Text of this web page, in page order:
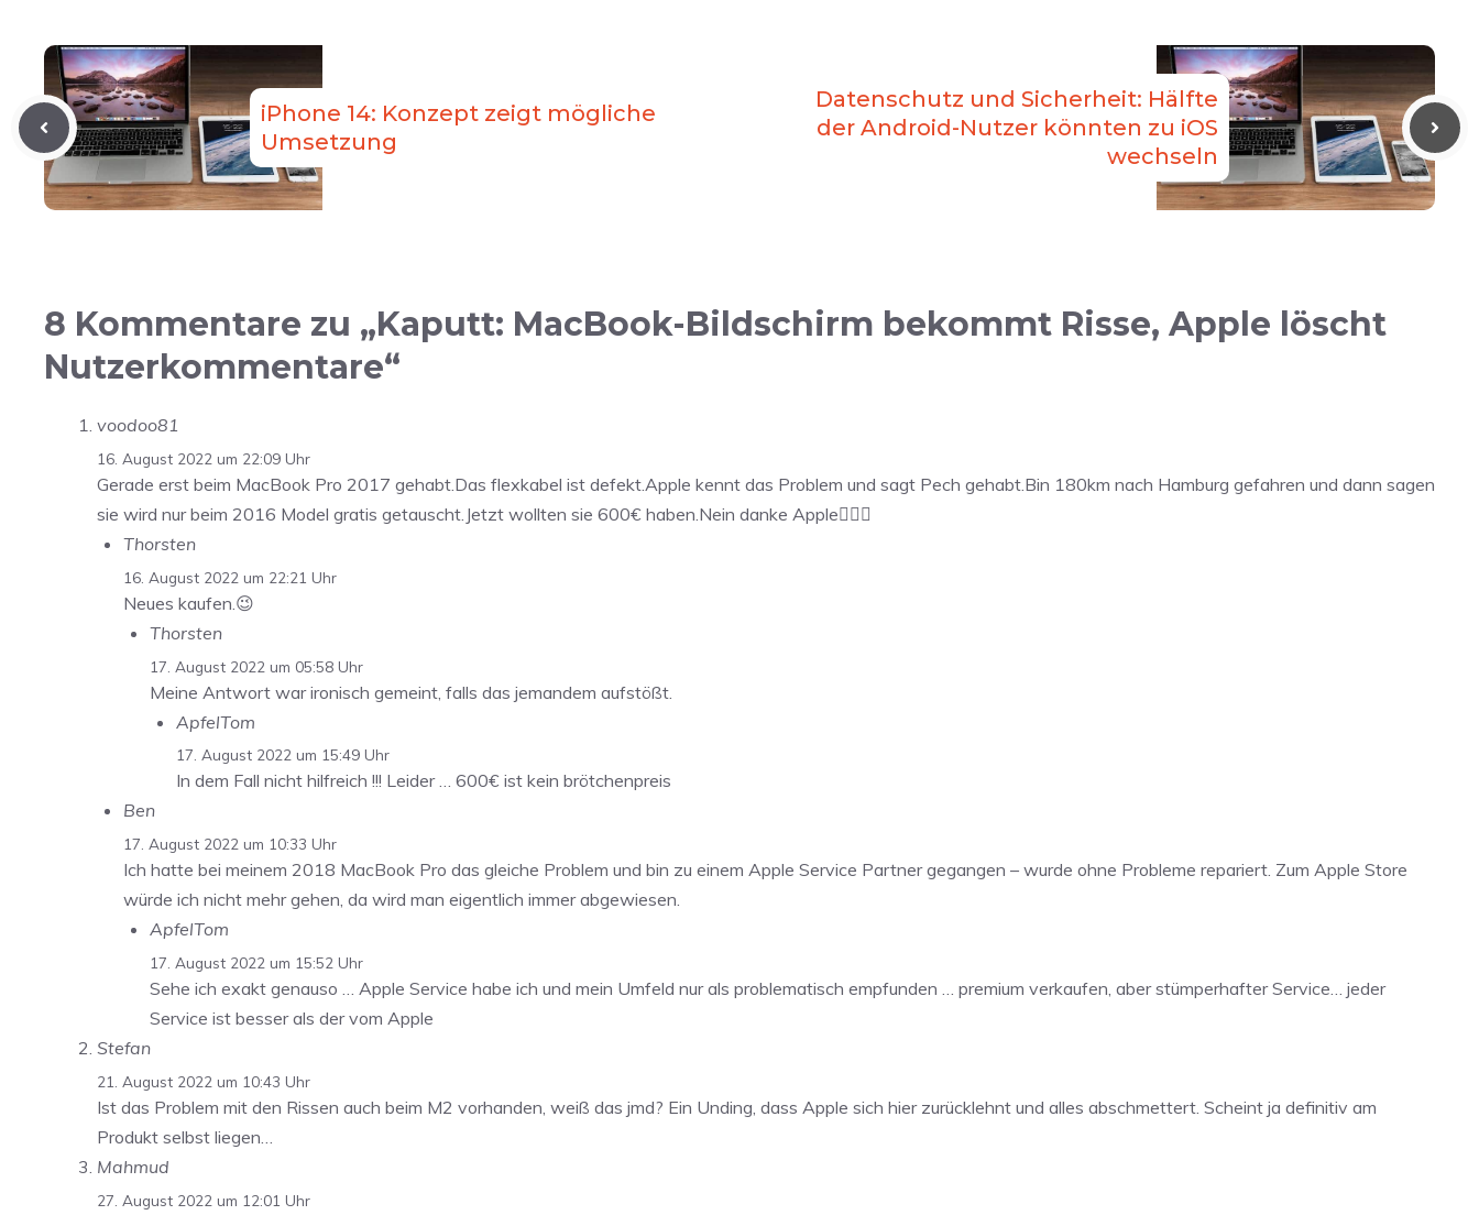
iPhone 14: Konzept zeigt mögliche
Umsetzung
Datenschutz und Sicherheit: Hälfte
der Android-Nutzer könnten zu iOS
wechseln
8 Kommentare zu „Kaputt: MacBook-Bildschirm bekommt Risse, Apple löscht
Nutzerkommentare“
voodoo81
16. August 2022 um 22:09 Uhr
Gerade erst beim MacBook Pro 2017 gehabt.Das flexkabel ist defekt.Apple kennt das Problem und sagt Pech gehabt.Bin 180km nach Hamburg gefahren und dann sagen
sie wird nur beim 2016 Model gratis getauscht.Jetzt wollten sie 600€ haben.Nein danke Apple👍🏻🤬
Thorsten
16. August 2022 um 22:21 Uhr
Neues kaufen.😉
Thorsten
17. August 2022 um 05:58 Uhr
Meine Antwort war ironisch gemeint, falls das jemandem aufstößt.
ApfelTom
17. August 2022 um 15:49 Uhr
In dem Fall nicht hilfreich !!! Leider … 600€ ist kein brötchenpreis
Ben
17. August 2022 um 10:33 Uhr
Ich hatte bei meinem 2018 MacBook Pro das gleiche Problem und bin zu einem Apple Service Partner gegangen – wurde ohne Probleme repariert. Zum Apple Store
würde ich nicht mehr gehen, da wird man eigentlich immer abgewiesen.
ApfelTom
17. August 2022 um 15:52 Uhr
Sehe ich exakt genauso … Apple Service habe ich und mein Umfeld nur als problematisch empfunden … premium verkaufen, aber stümperhafter Service… jeder
Service ist besser als der vom Apple
Stefan
21. August 2022 um 10:43 Uhr
Ist das Problem mit den Rissen auch beim M2 vorhanden, weiß das jmd? Ein Unding, dass Apple sich hier zurücklehnt und alles abschmettert. Scheint ja definitiv am
Produkt selbst liegen…
Mahmud
27. August 2022 um 12:01 Uhr